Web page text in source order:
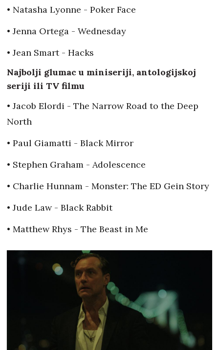
• Natasha Lyonne - Poker Face
• Jenna Ortega - Wednesday
• Jean Smart - Hacks
Najbolji glumac u miniseriji, antologijskoj
seriji ili TV filmu
• Jacob Elordi - The Narrow Road to the Deep
North
• Paul Giamatti - Black Mirror
• Stephen Graham - Adolescence
• Charlie Hunnam - Monster: The ED Gein Story
• Jude Law - Black Rabbit
• Matthew Rhys - The Beast in Me